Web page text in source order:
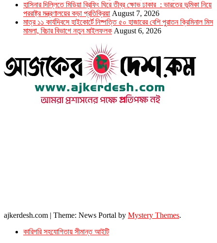
হাসিনার দিল্লিতে মিডিয়া ব্রিফিং ঘিরে তীব্র ক্ষোভ ঢাকার : ভারতের ভূমিকা নিয়ে
পররাষ্ট্র মন্ত্রণালয়ের কড়া প্রতিক্রিয়া August 7, 2026
মাত্র ১১ কার্যদিবসে হাইকোর্টে নিষ্পত্তি ৫০ হাজারের বেশি পুরাতন ক্রিমিনাল মিস
মামলা, বিচার বিভাগে নতুন মাইলফলক August 6, 2026
ajkerdesh.com | Theme: News Portal by Mystery Themes.
কারিগরি সহযোগিতায় সীমান্ত আইটি